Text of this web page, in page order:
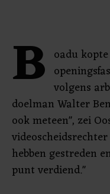
B oadu
volgens
doelman Walter
ook meteen", zei
hebben gestreden
punt verdiend."